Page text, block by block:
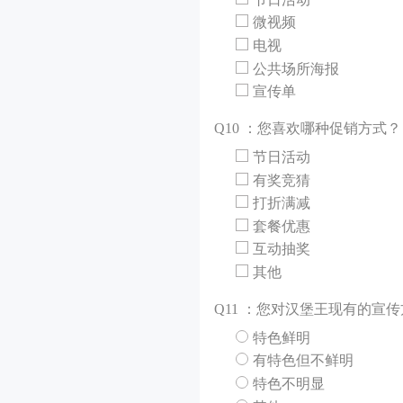
微视频
电视
公共场所海报
宣传单
Q10 ：您喜欢哪种促销方式？
节日活动
有奖竞猜
打折满减
套餐优惠
互动抽奖
其他
Q11 ：您对汉堡王现有的宣
特色鲜明
有特色但不鲜明
特色不明显